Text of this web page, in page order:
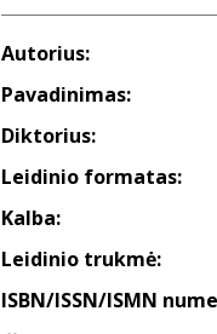
Autorius:
Pavadinimas:
Diktorius:
Leidinio formatas:
Kalba:
Leidinio trukmė:
ISBN/ISSN/ISMN